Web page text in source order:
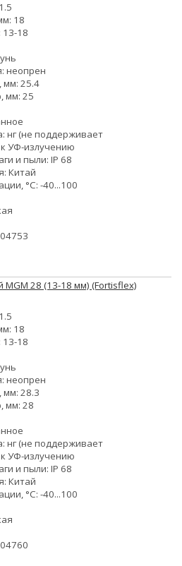
18
13-18
неопрен
мм: 25.4
мм: 25
нг (не поддерживает
УФ-излучению
и пыли: IP 68
Китай
°С: -40...100
28 (13-18 мм) (Fortisflex)
18
13-18
неопрен
мм: 28.3
мм: 28
нг (не поддерживает
УФ-излучению
и пыли: IP 68
Китай
°С: -40...100